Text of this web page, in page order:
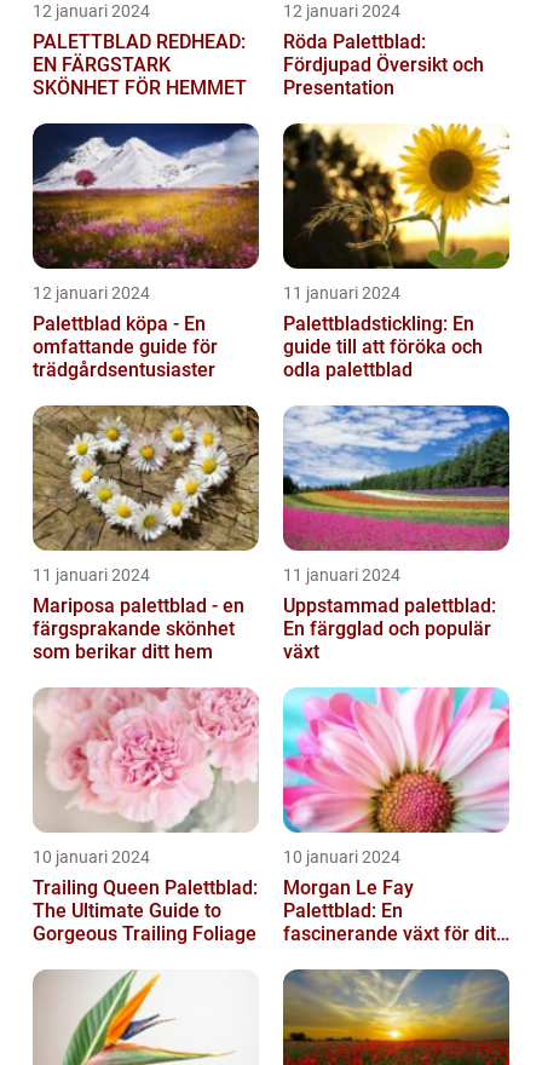
12 januari 2024
PALETTBLAD REDHEAD:
EN FÄRGSTARK
SKÖNHET FÖR HEMMET
12 januari 2024
Röda Palettblad:
Fördjupad Översikt och
Presentation
12 januari 2024
Palettblad köpa - En
omfattande guide för
trädgårdsentusiaster
11 januari 2024
Palettbladstickling: En
guide till att föröka och
odla palettblad
11 januari 2024
Mariposa palettblad - en
färgsprakande skönhet
som berikar ditt hem
11 januari 2024
Uppstammad palettblad:
En färgglad och populär
växt
10 januari 2024
Trailing Queen Palettblad:
The Ultimate Guide to
Gorgeous Trailing Foliage
10 januari 2024
Morgan Le Fay
Palettblad: En
fascinerande växt för ditt